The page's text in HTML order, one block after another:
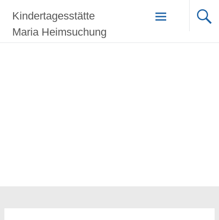
Inhalt
springen
Kindertagesstätte
Maria Heimsuchung